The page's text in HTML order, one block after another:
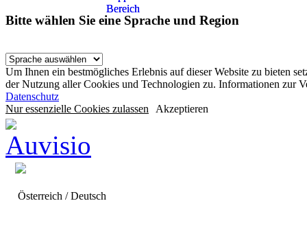
Bitte wählen Sie eine Sprache und Region
Um Ihnen ein bestmögliches Erlebnis auf dieser Website zu bieten
der Nutzung aller Cookies und Technologien zu. Informationen zur
Datenschutz
Nur essenzielle Cookies zulassen Akzeptieren
Österreich / Deutsch
Bereich
Bereich